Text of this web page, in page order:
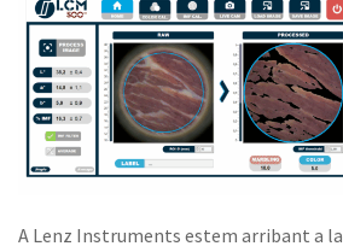
A Lenz Instruments estem arribant a la